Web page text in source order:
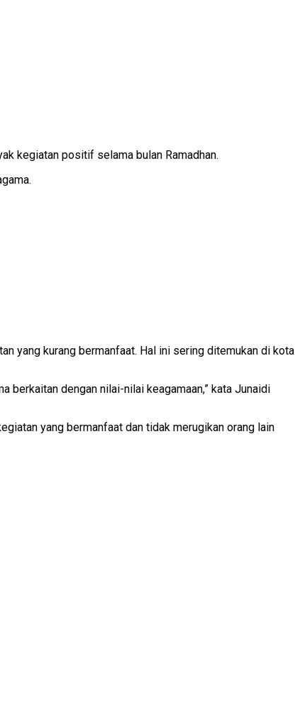
kegiatan positif selama bulan Ramadhan.
yang kurang bermanfaat. Hal ini sering ditemukan di kota
berkaitan dengan nilai-nilai keagamaan,” kata Junaidi
yang bermanfaat dan tidak merugikan orang lain